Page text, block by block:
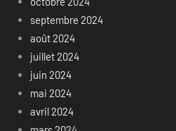
septembre 2024
août 2024
juillet 2024
juin 2024
mai 2024
avril 2024